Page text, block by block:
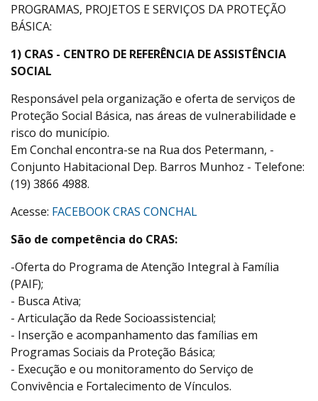
PROGRAMAS, PROJETOS E SERVIÇOS DA PROTEÇÃO
BÁSICA:
1) CRAS - CENTRO DE REFERÊNCIA DE ASSISTÊNCIA
SOCIAL
Responsável pela organização e oferta de serviços de
Proteção Social Básica, nas áreas de vulnerabilidade e
risco do município.
Em Conchal encontra-se na Rua dos Petermann, -
Conjunto Habitacional Dep. Barros Munhoz - Telefone:
(19) 3866 4988.
Acesse: FACEBOOK CRAS CONCHAL
São de competência do CRAS:
-Oferta do Programa de Atenção Integral à Família
(PAIF);
- Busca Ativa;
- Articulação da Rede Socioassistencial;
- Inserção e acompanhamento das famílias em
Programas Sociais da Proteção Básica;
- Execução e ou monitoramento do Serviço de
Convivência e Fortalecimento de Vínculos.